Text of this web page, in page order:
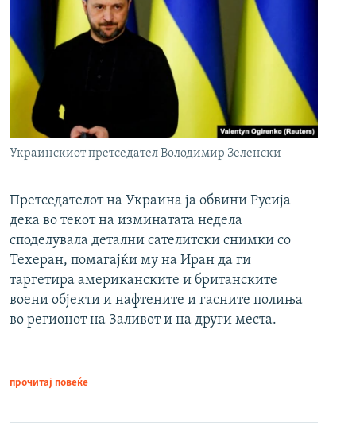
Украинскиот претседател Володимир Зеленски
Претседателот на Украина ја обвини Русија
дека во текот на изминатата недела
споделувала детални сателитски снимки со
Техеран, помагајќи му на Иран да ги
таргетира американските и британските
воени објекти и нафтените и гасните полиња
во регионот на Заливот и на други места.
прочитај повеќе